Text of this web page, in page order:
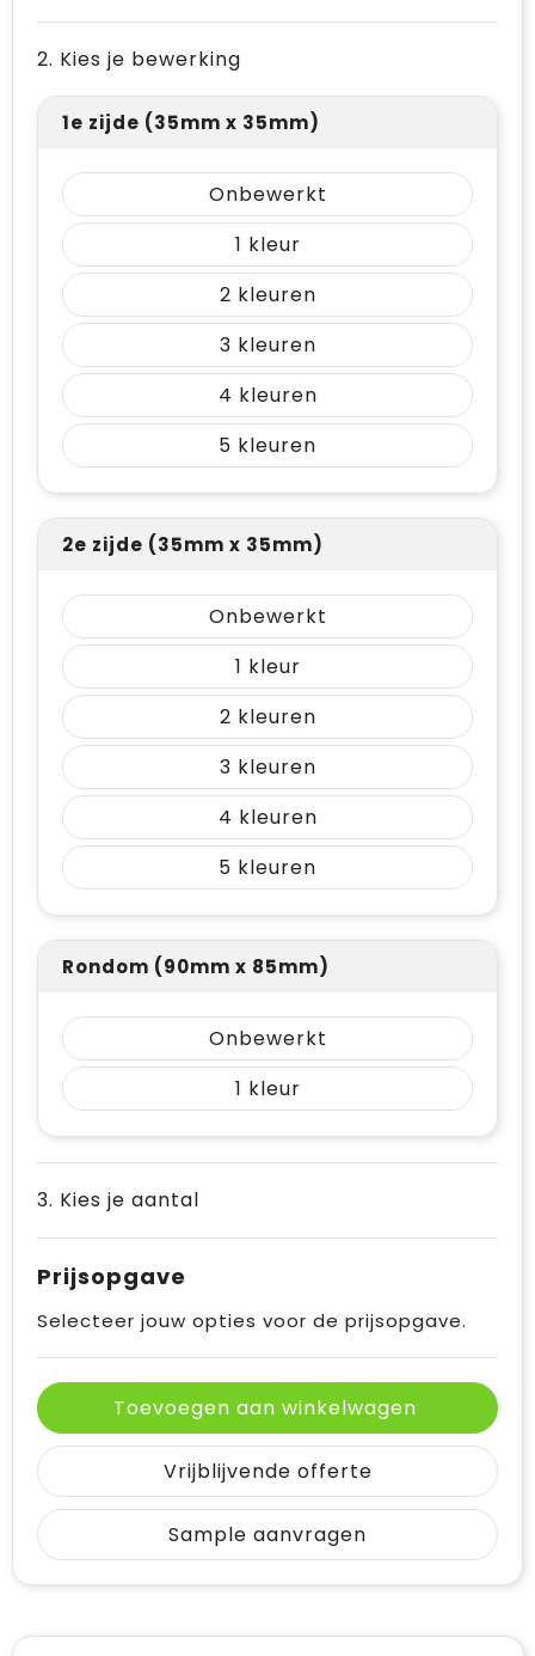
2. Kies je bewerking
1e zijde (35mm x 35mm)
Onbewerkt
1
2
3
4
5
2e zijde (35mm x 35mm)
Onbewerkt
1
2
3
4
5
Rondom (90mm x 85mm)
Onbewerkt
1
3. Kies je aantal
Prijsopgave
Selecteer jouw opties voor de prijsopgave.
Toevoegen aan winkelwagen
Vrijblijvende offerte
Sample aanvragen